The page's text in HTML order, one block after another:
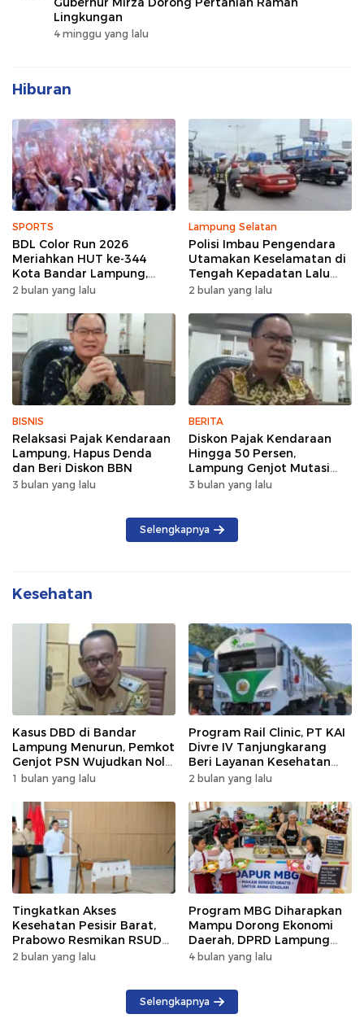
Lingkungan
4 minggu yang lalu
Hiburan
SPORTS
BDL Color Run 2026
Meriahkan HUT ke-344
Kota Bandar Lampung,
Wujud Semangat Sehat
2 bulan yang lalu
Lampung Selatan
Polisi Imbau Pengendara
Utamakan Keselamatan di
Tengah Kepadatan Lalu
Lintas Pagi Hari
2 bulan yang lalu
BISNIS
Relaksasi Pajak Kendaraan
Lampung, Hapus Denda
dan Beri Diskon BBN
3 bulan yang lalu
BERITA
Diskon Pajak Kendaraan
Hingga 50 Persen,
Lampung Genjot Mutasi
Kendaraan Luar Daerah
3 bulan yang lalu
Selengkapnya
Kesehatan
Kasus DBD di Bandar
Lampung Menurun, Pemkot
Genjot PSN Wujudkan Nol
Kematian
1 bulan yang lalu
Program Rail Clinic, PT KAI
Divre IV Tanjungkarang
Beri Layanan Kesehatan
Gratis 250 Warga
2 bulan yang lalu
Tingkatkan Akses
Kesehatan Pesisir Barat,
Prabowo Resmikan RSUD
KH Muhammad Thohir
2 bulan yang lalu
Program MBG Diharapkan
Mampu Dorong Ekonomi
Daerah, DPRD Lampung
Tekankan Pemanfaatan
4 bulan yang lalu
Selengkapnya